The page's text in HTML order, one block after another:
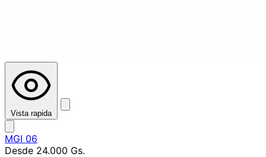
Vista rapida
MGI 06
Desde 24.000 Gs.